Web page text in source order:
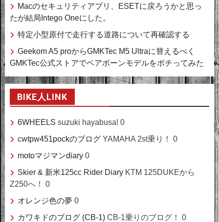
Macのセキュリティアプリ、ESETに戻ろうかと思っ
たが結局Intego Oneにした。
特定小型原付で走行する道路について再確認する
Geekom A5 proからGMKTec M5 Ultraに替えるべく
GMKTec公式ストアでベアボーンモデルをポチってみた
BIKE人LINK
6WHEELS suzuki hayabusa! 0
cwtpw451pockのブログ YAMAHA 2st乗り！ 0
motoマジマンdiary 0
Skier & 新米125cc Rider Diary KTM 125DUKEから
Z250へ！ 0
オレンジ色の夢 0
カワキドのブログ (CB-1) CB-1乗りのブログ！ 0